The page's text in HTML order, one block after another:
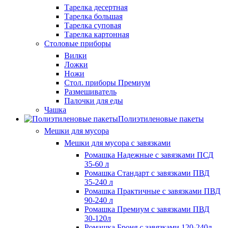
Тарелка десертная
Тарелка большая
Тарелка суповая
Тарелка картонная
Столовые приборы
Вилки
Ложки
Ножи
Стол. приборы Премиум
Размешиватель
Палочки для еды
Чашка
Полиэтиленовые пакеты
Мешки для мусора
Мешки для мусора с завязками
Ромашка Надежные с завязками ПСД
35-60 л
Ромашка Стандарт с завязками ПВД
35-240 л
Ромашка Практичные с завязками ПВД
90-240 л
Ромашка Премиум с завязками ПВД
30-120л